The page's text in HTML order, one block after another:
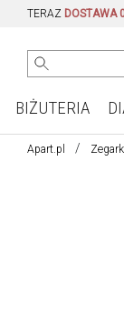
TERAZ DOSTAWA
BIŻUTERIA
Apart.pl